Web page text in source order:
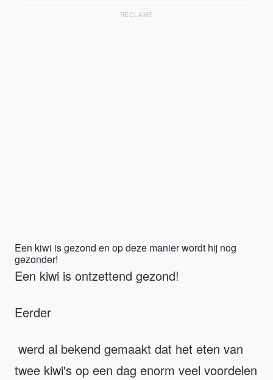
RECLAME
Een kiwi is gezond en op deze manier wordt hij nog
gezonder!
Een kiwi is ontzettend gezond!
Eerder
werd al bekend gemaakt dat het eten van
twee kiwi's op een dag enorm veel voordelen